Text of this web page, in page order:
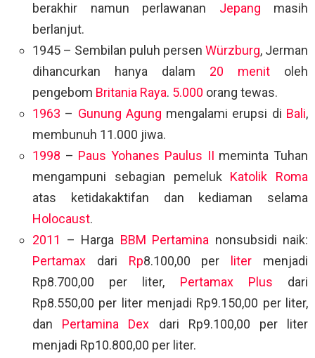
berakhir namun perlawanan Jepang masih
berlanjut.
1945 – Sembilan puluh persen Würzburg, Jerman
dihancurkan hanya dalam 20 menit oleh
pengebom Britania Raya. 5.000 orang tewas.
1963 – Gunung Agung mengalami erupsi di Bali,
membunuh 11.000 jiwa.
1998 – Paus Yohanes Paulus II meminta Tuhan
mengampuni sebagian pemeluk Katolik Roma
atas ketidakaktifan dan kediaman selama
Holocaust.
2011
– Harga BBM Pertamina nonsubsidi naik:
Pertamax dari Rp8.100,00 per liter menjadi
Rp8.700,00 per liter, Pertamax Plus dari
Rp8.550,00 per liter menjadi Rp9.150,00 per liter,
dan Pertamina Dex dari Rp9.100,00 per liter
menjadi Rp10.800,00 per liter.